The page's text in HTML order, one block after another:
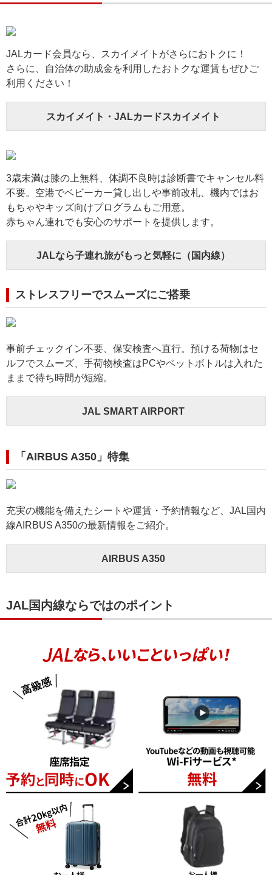
JALカード会員なら、スカイメイトがさらにおトクに！
さらに、自治体の助成金を利用したおトクな運賃もぜひご
利用ください！
スカイメイト・JALカードスカイメイト
3歳未満は膝の上無料、体調不良時は診断書でキャンセル料
不要。空港でベビーカー貸し出しや事前改札、機内ではお
もちゃやキッズ向けプログラムもご用意。
赤ちゃん連れでも安心のサポートを提供します。
JALなら子連れ旅がもっと気軽に（国内線）
ストレスフリーでスムーズにご搭乗
事前チェックイン不要、保安検査へ直行。預ける荷物はセ
ルフでスムーズ、手荷物検査はPCやペットボトルは入れた
ままで待ち時間が短縮。
JAL SMART AIRPORT
「AIRBUS A350」特集
充実の機能を備えたシートや運賃・予約情報など、JAL国内
線AIRBUS A350の最新情報をご紹介。
AIRBUS A350
JAL国内線ならではのポイント